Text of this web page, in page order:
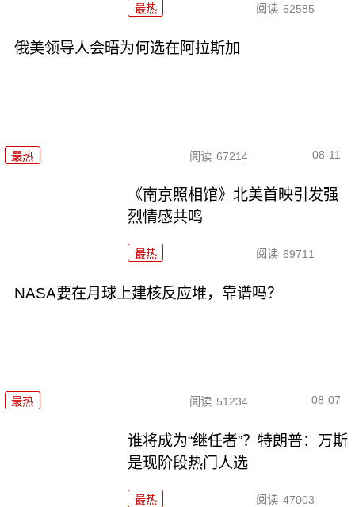
最热 阅读 62585
俄美领导人会晤为何选在阿拉斯加
最热 阅读 67214 08-11
《南京照相馆》北美首映引发强
烈情感共鸣
最热 阅读 69711
NASA要在月球上建核反应堆，靠谱吗？
最热 阅读 51234 08-07
谁将成为“继任者”？特朗普：万斯
是现阶段热门人选
最热 阅读 47003